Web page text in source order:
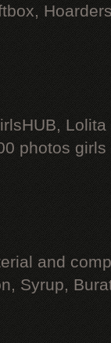
Lolita
photos
and
Syrup,